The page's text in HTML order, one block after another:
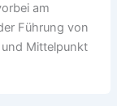
am
Führung von
Mittelpunkt